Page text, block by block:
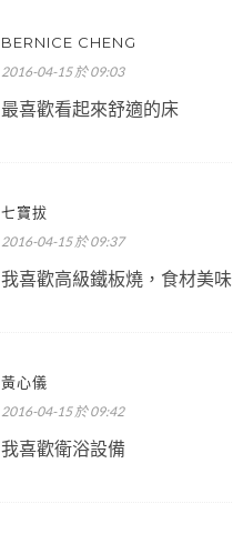
BERNICE CHENG
2016-04-15 於 09:03
最喜歡看起來舒適的床
七寶拔
2016-04-15 於 09:37
我喜歡高級鐵板燒，食材美味
黃心儀
2016-04-15 於 09:42
我喜歡衛浴設備